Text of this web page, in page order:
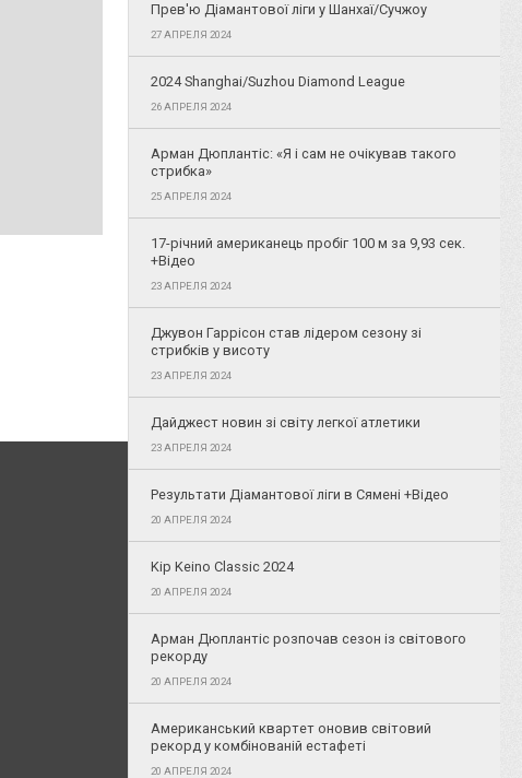
Прев'ю Діамантової ліги у Шанхаї/Сучжоу
27 АПРЕЛЯ 2024
2024 Shanghai/Suzhou Diamond League
26 АПРЕЛЯ 2024
Арман Дюплантіс: «Я і сам не очікував такого
стрибка»
25 АПРЕЛЯ 2024
17-річний американець пробіг 100 м за 9,93 сек.
+Відео
23 АПРЕЛЯ 2024
Джувон Гаррісон став лідером сезону зі
стрибків у висоту
23 АПРЕЛЯ 2024
Дайджест новин зі світу легкої атлетики
23 АПРЕЛЯ 2024
Результати Діамантової ліги в Сямені +Відео
20 АПРЕЛЯ 2024
Kip Keino Classic 2024
20 АПРЕЛЯ 2024
Арман Дюплантіс розпочав сезон із світового
рекорду
20 АПРЕЛЯ 2024
Американський квартет оновив світовий
рекорд у комбінованій естафеті
20 АПРЕЛЯ 2024